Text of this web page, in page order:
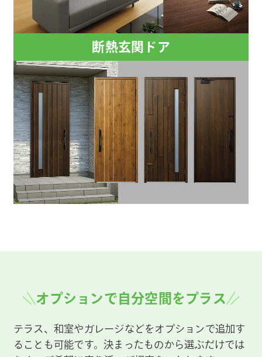
断熱玄関ドア
オプションで自分空間をプラス
テラス、和室やガレージなどをオプションで追加す
ることも可能です。決まったものから選ぶだけでは